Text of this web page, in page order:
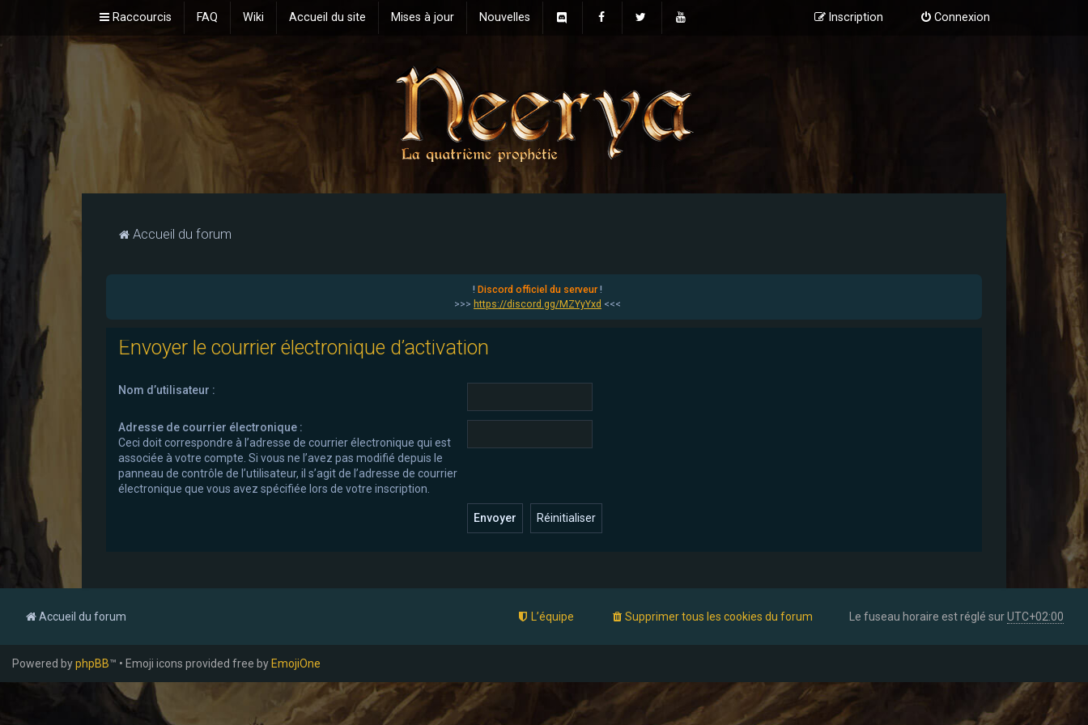
Raccourcis FAQ Wiki Accueil du site Mises à jour Nouvelles Connexion
Inscription
Accueil du forum
! Discord officiel du serveur!
>>> https://discord.gg/MZYyYxd <<<
Envoyer le courrier électronique d’activation
Nom d’utilisateur :
Adresse de courrier électronique :
Ceci doit correspondre à l’adresse de courrier électronique qui est
associée à votre compte. Si vous ne l’avez pas modifié depuis le
panneau de contrôle de l’utilisateur, il s’agit de l’adresse de courrier
électronique que vous avez spécifiée lors de votre inscription.
Accueil du forum Le fuseau horaire est réglé surUTC+02:00
Supprimer tous les cookies du forum
L’équipe
Powered byphpBB™ • Emoji icons provided free by EmojiOne